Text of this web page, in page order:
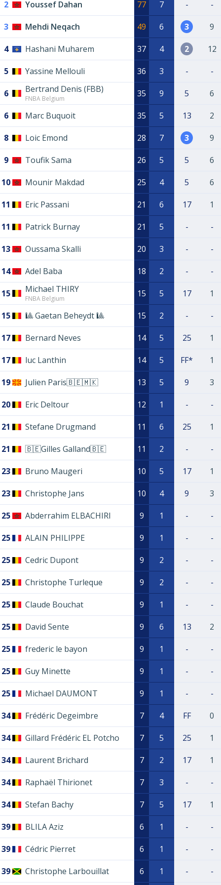
2 Youssef Dahan 77 7 - -
3 Mehdi Neqach 49 6 3 9
4 Hashani Muharem 37 4 2 12
5 Yassine Mellouli 36 3 - -
6 Bertrand Denis (FBB)
FNBA Belgium 35 9 5 6
6 Marc Buquoit 35 5 13 2
8 Loic Emond 28 7 3 9
9 Toufik Sama 26 5 5 6
10 Mounir Makdad 25 4 5 6
11 Eric Passani 21 6 17 1
11 Patrick Burnay 21 5 - -
13 Oussama Skalli 20 3 - -
14 Adel Baba 18 2 - -
15 Michael THIRY
FNBA Belgium 15 5 17 1
15 🎱 Gaetan Beheydt 🎱 15 2 - -
17 Bernard Neves 14 5 25 1
17 luc Lanthin 14 5 FF* 1
19 Julien Paris🇧🇪🇲🇰 13 5 9 3
20 Eric Deltour 12 1 - -
21 Stefane Drugmand 11 6 25 1
21 🇧🇪Gilles Galland🇧🇪 11 2 - -
23 Bruno Maugeri 10 5 17 1
23 Christophe Jans 10 4 9 3
25 Abderrahim ELBACHIRI 9 1 - -
25 ALAIN PHILIPPE 9 1 - -
25 Cedric Dupont 9 2 - -
25 Christophe Turleque 9 2 - -
25 Claude Bouchat 9 1 - -
25 David Sente 9 6 13 2
25 frederic le bayon 9 1 - -
25 Guy Minette 9 1 - -
25 Michael DAUMONT 9 1 - -
34 Frédéric Degeimbre 7 4 FF 0
34 Gillard Frédéric EL Potcho 7 5 25 1
34 Laurent Brichard 7 2 17 1
34 Raphaël Thirionet 7 3 - -
34 Stefan Bachy 7 5 17 1
39 BLILA Aziz 6 1 - -
39 Cédric Pierret 6 1 - -
39 Christophe Larbouillat 6 1 - -